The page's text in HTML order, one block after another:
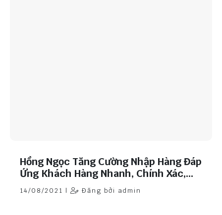
Hồng Ngọc Tăng Cường Nhập Hàng Đáp
Ứng Khách Hàng Nhanh, Chính Xác,
Chất Lượng.
14/08/2021 | Đăng bởi admin